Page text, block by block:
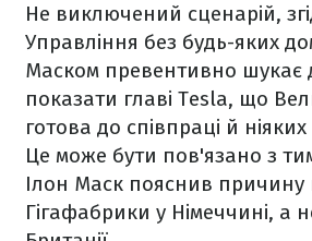
Не виключений сценарій,
Управління без будь-яких
Маском превентивно шукає
показати главі Tesla, що
готова до співпраці й
Це може бути пов'язано з
Ілон Маск пояснив причину
Гігафабрики у Німеччині, а